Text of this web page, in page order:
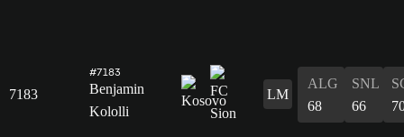
7183
#7183
Benjamin
Kololli
LM
ALG
68
SNL
66